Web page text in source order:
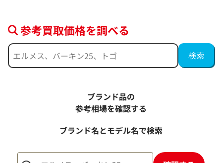
参考買取価格を調べる
ブランド品の
参考相場を確認する
ブランド名とモデル名で検索